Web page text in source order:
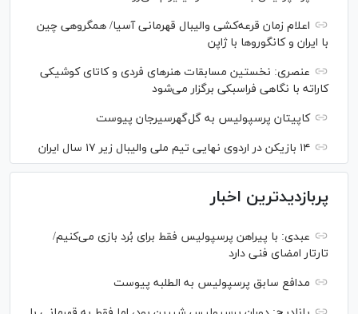
اعلام زمان قرعه‌کشی والیبال قهرمانی آسیا/ همگروهی چین
با ایران و کانگورو‌ها با ژاپن
عنصری: نخستین مسابقات هنر‌های فردی و کاتای کوشیکی
کاراته با نگاهی فراسبکی برگزار می‌شود
کاپیتان پرسپولیس به گل‌گهرسیرجان پیوست
۱۴ بازیکن در اردوی نهایی تیم ملی والیبال زیر ۱۷ سال ایران
پربازدیدترین اخبار
عبدی: با پیراهن پرسپولیس فقط برای بُرد بازی می‌کنیم/
تارتار امضای فنی دارد
مدافع سابق پرسپولیس به الطلبه پیوست